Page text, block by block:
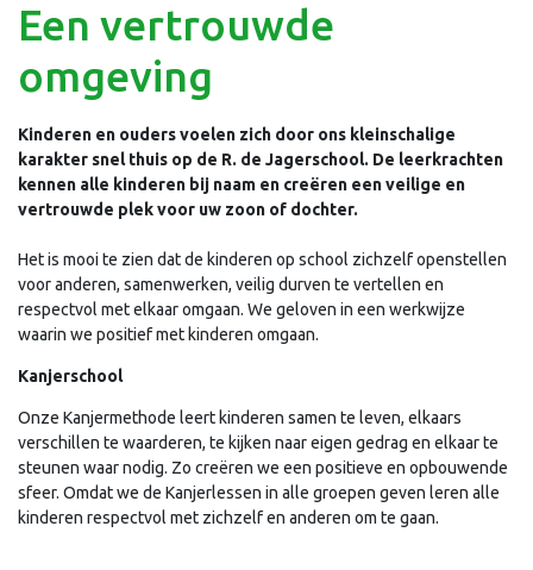
Een vertrouwde
omgeving
Kinderen en ouders voelen zich door ons kleinschalige
karakter snel thuis op de R. de Jagerschool. De leerkrachten
kennen alle kinderen bij naam en creëren een veilige en
vertrouwde plek voor uw zoon of dochter.
Het is mooi te zien dat de kinderen op school zichzelf openstellen
voor anderen, samenwerken, veilig durven te vertellen en
respectvol met elkaar omgaan. We geloven in een werkwijze
waarin we positief met kinderen omgaan.
Kanjerschool
Onze Kanjermethode leert kinderen samen te leven, elkaars
verschillen te waarderen, te kijken naar eigen gedrag en elkaar te
steunen waar nodig. Zo creëren we een positieve en opbouwende
sfeer. Omdat we de Kanjerlessen in alle groepen geven leren alle
kinderen respectvol met zichzelf en anderen om te gaan.